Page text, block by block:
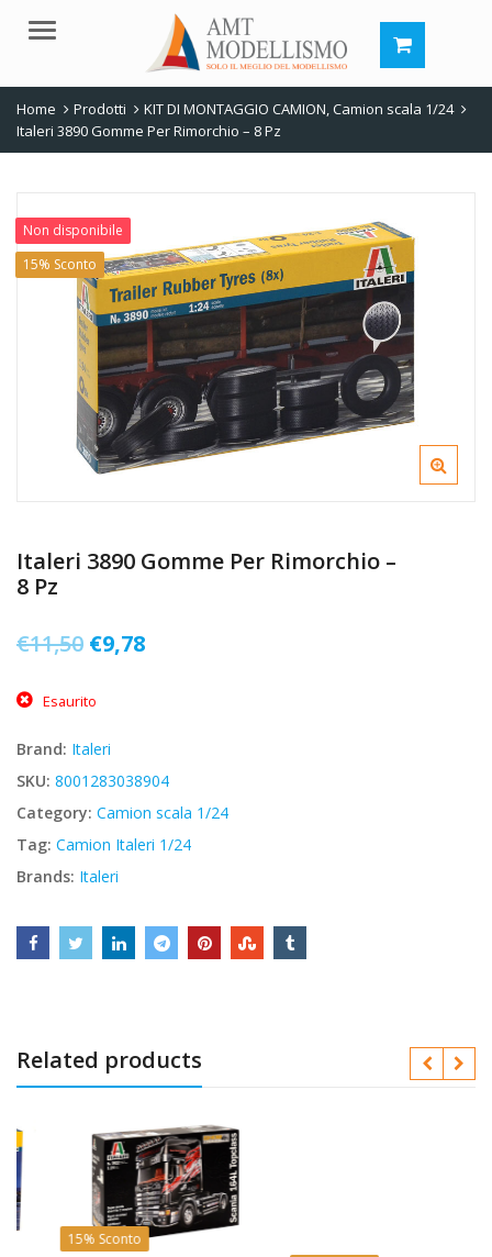
Menu
Home Prodotti KIT DI MONTAGGIO CAMION,Camion scala 1/24
Italeri 3890 Gomme Per Rimorchio – 8 Pz
Non disponibile
15% Sconto
Italeri 3890 Gomme Per Rimorchio –
8 Pz
€11,50 Il
originale
era:
€11,50.
€9,78Il
€9,78.
Esaurito
Brand: Italeri
SKU: 8001283038904
Category: Camion scala 1/24
Tag: Camion Italeri 1/24
Brands: Italeri
Related products
15% Sconto